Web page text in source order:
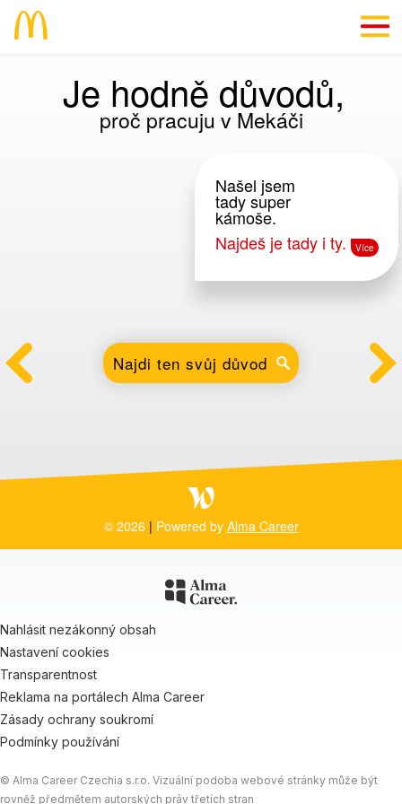
EN
Dáme ti důvod
#SkillsForLife
Je hodně důvodů,
proč pracuju v Mekáči
Našel jsem
tady super
kámoše.
Najdeš je tady i ty.
Najdi ten svůj důvod
© 2026 | Powered by Alma Career
Nahlásit nezákonný obsah
Nastavení cookies
Transparentnost
Reklama na portálech Alma Career
Zásady ochrany soukromí
Podmínky používání
© Alma Career Czechia s.r.o. Vizuální podoba webové stránky může být
rovněž předmětem autorských práv třetích stran